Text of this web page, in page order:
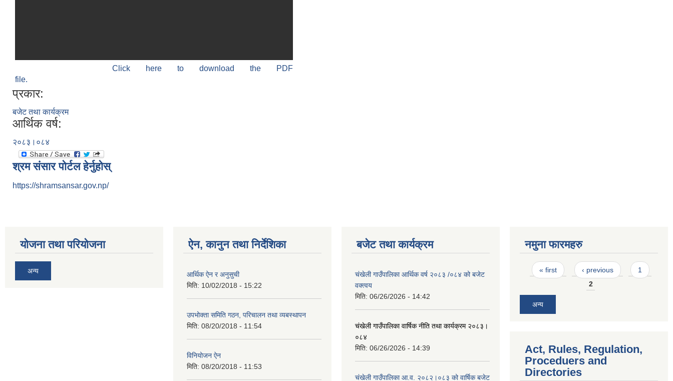
Click here to download the PDF
file.
प्रकार:
बजेट तथा कार्यक्रम
आर्थिक वर्ष:
२०८३।०८४
श्रम संसार पोर्टल हेर्नुहोस्
https://shramsansar.gov.np/
योजना तथा परियोजना
अन्य
ऐन, कानुन तथा निर्देशिका
आर्थिक ऐन र अनुसुची
मिति: 10/02/2018 - 15:22
उपभोक्ता समिति गठन, परिचालन तथा व्यबस्थापन
मिति: 08/20/2018 - 11:54
विनियोजन ऐन
मिति: 08/20/2018 - 11:53
बजेट तथा कार्यक्रम
चंखेली गाउँपालिका आर्थिक वर्ष २०८३ /०८४ को बजेट
वक्त्वय
मिति: 06/26/2026 - 14:42
चंखेली गाउँपालिका वार्षिक नीति तथा कार्यक्रम २०८३।
०८४
मिति: 06/26/2026 - 14:39
चंखेली गाउँपालिका आ.व. २०८२।०८३ को वार्षिक बजेट
नमुना फारमहरु
Pages
« first ‹ previous
1
2
अन्य
Act, Rules, Regulation,
Proceduers and
Directories